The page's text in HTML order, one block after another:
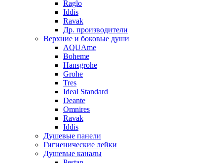
Raglo
Iddis
Ravak
Др. производители
Верхние и боковые души
AQUAme
Boheme
Hansgrohe
Grohe
Tres
Ideal Standard
Deante
Omnires
Ravak
Iddis
Душевые панели
Гигиенические лейки
Душевые каналы